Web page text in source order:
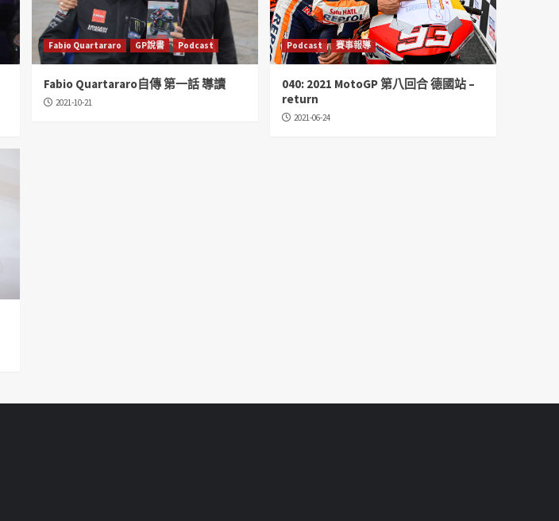
Fabio Quartararo GP說書 Podcast
Fabio Quartararo自傳 第一話 導讀
2021-10-21
Podcast 賽事報導
040: 2021 MotoGP 第八回合 德國站 –
return
2021-06-24